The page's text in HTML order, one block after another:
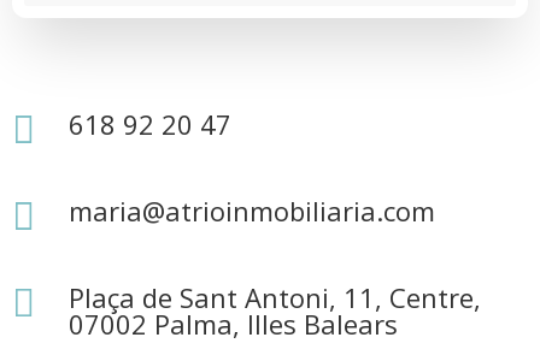
 618 92 20 47
 maria@atrioinmobiliaria.com
 Plaça de Sant Antoni, 11, Centre,
07002 Palma, Illes Balears